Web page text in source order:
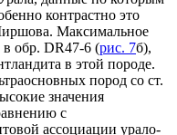
контрастно это
Максимальное
в обр. DR47-6 (рис. 7б),
в этой породе.
пород со ст.
значения
с
ассоциации урало-